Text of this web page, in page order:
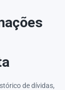
de dívidas,